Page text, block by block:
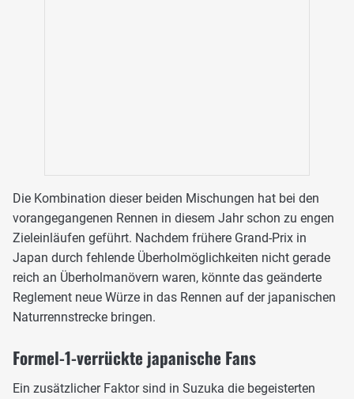
Die Kombination dieser beiden Mischungen hat bei den
vorangegangenen Rennen in diesem Jahr schon zu engen
Zieleinläufen geführt. Nachdem frühere Grand-Prix in
Japan durch fehlende Überholmöglichkeiten nicht gerade
reich an Überholmanövern waren, könnte das geänderte
Reglement neue Würze in das Rennen auf der japanischen
Naturrennstrecke bringen.
Formel-1-verrückte japanische Fans
Ein zusätzlicher Faktor sind in Suzuka die begeisterten